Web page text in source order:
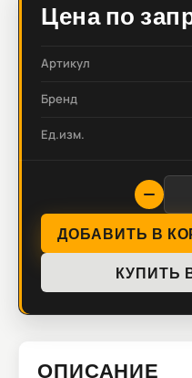
Цена по
Артикул
Бренд
Ед.изм.
ДОБАВИТЬ В
КУПИТЬ
ОПИСАНИЕ